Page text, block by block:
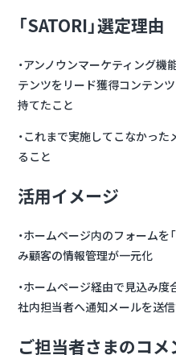
「SATORI」選定理由
・アンノウンマーケティング機
テンツをリード獲得コンテン
持てたこと
・これまで実施してこなかっ
ること
活用イメージ
・ホームページ内のフォームを
み顧客の情報管理が一元化
・ホームページ経由で見込み度
社内担当者へ通知メールを送
ご担当者さまのコメ